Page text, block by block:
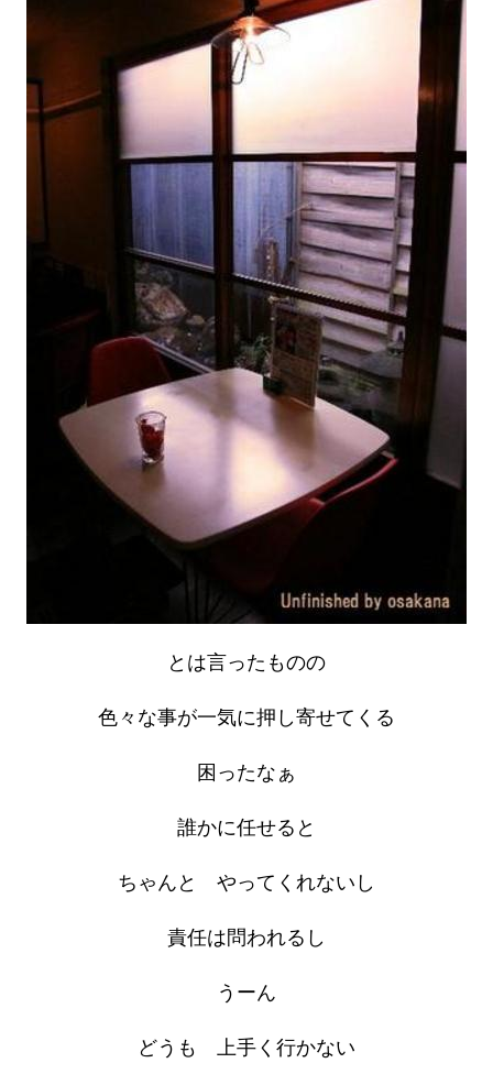
とは言ったものの
色々な事が一気に押し寄せてくる
困ったなぁ
誰かに任せると
ちゃんと やってくれないし
責任は問われるし
うーん
どうも 上手く行かない